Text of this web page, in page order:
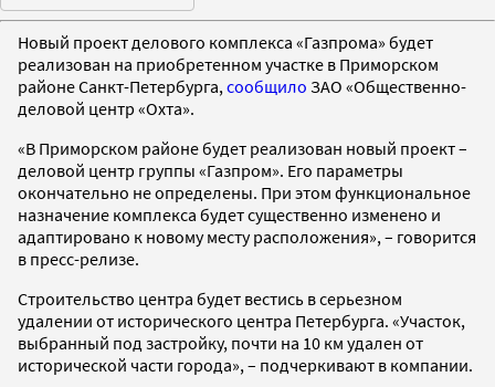
Новый проект делового комплекса «Газпрома» будет
реализован на приобретенном участке в Приморском
районе Санкт-Петербурга, сообщило ЗАО «Общественно-
деловой центр «Охта».
«В Приморском районе будет реализован новый проект –
деловой центр группы «Газпром». Его параметры
окончательно не определены. При этом функциональное
назначение комплекса будет существенно изменено и
адаптировано к новому месту расположения», – говорится
в пресс-релизе.
Строительство центра будет вестись в серьезном
удалении от исторического центра Петербурга. «Участок,
выбранный под застройку, почти на 10 км удален от
исторической части города», – подчеркивают в компании.